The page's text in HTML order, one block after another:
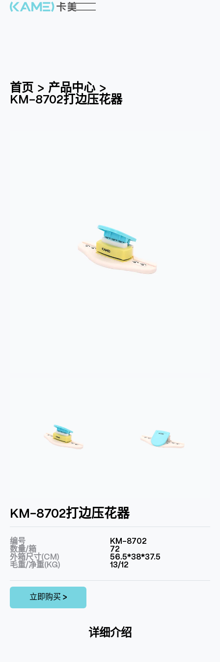
首页 > 产品中心 >
KM-8702打边压花器
KM-8702打边压花器
编号
数量/箱
外箱尺寸(CM)
毛重/净重(KG)
KM-8702
72
56.5*38*37.5
13/12
立即购买 >
详细介绍